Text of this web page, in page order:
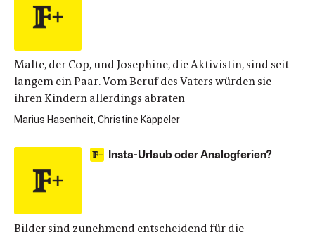
Malte, der Cop, und Josephine, die Aktivistin, sind seit
langem ein Paar. Vom Beruf des Vaters würden sie
ihren Kindern allerdings abraten
Marius Hasenheit, Christine Käppeler
Insta-Urlaub oder Analogferien?
Bilder sind zunehmend entscheidend für die